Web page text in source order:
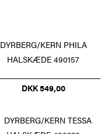
DYRBERG/KERN PHILA
HALSKÆDE 490157
DKK 549,00